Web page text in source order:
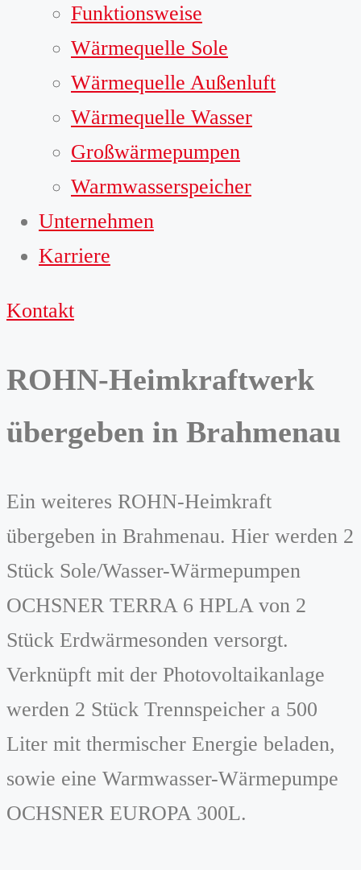
Funktionsweise
Wärmequelle Sole
Wärmequelle Außenluft
Wärmequelle Wasser
Großwärmepumpen
Warmwasserspeicher
Unternehmen
Karriere
Kontakt
ROHN-Heimkraftwerk
übergeben in Brahmenau
Ein weiteres ROHN-Heimkraft
übergeben in Brahmenau. Hier werden 2
Stück Sole/Wasser-Wärmepumpen
OCHSNER TERRA 6 HPLA von 2
Stück Erdwärmesonden versorgt.
Verknüpft mit der Photovoltaikanlage
werden 2 Stück Trennspeicher a 500
Liter mit thermischer Energie beladen,
sowie eine Warmwasser-Wärmepumpe
OCHSNER EUROPA 300L.